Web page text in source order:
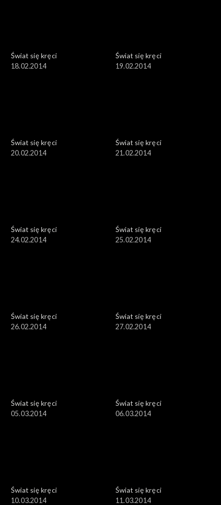
Świat się kręci
18.02.2014
Świat się kręci
19.02.2014
Świat się kręci
20.02.2014
Świat się kręci
21.02.2014
Świat się kręci
24.02.2014
Świat się kręci
25.02.2014
Świat się kręci
26.02.2014
Świat się kręci
27.02.2014
Świat się kręci
05.03.2014
Świat się kręci
06.03.2014
Świat się kręci
10.03.2014
Świat się kręci
11.03.2014